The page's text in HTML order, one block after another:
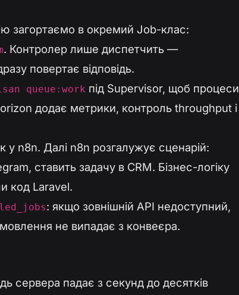
загортаємо в окремий Job-клас:
. Контролер лише диспетчить —
повертає відповідь.
queue:work під Supervisor, щоб процеси
додає метрики, контроль throughput і
у n8n. Далі n8n розгалужує сценарій:
ставить задачу в CRM. Бізнес-логіку
код Laravel.
: якщо зовнішній API недоступний,
не випадає з конвеєра.
сервера падає з секунд до десятків